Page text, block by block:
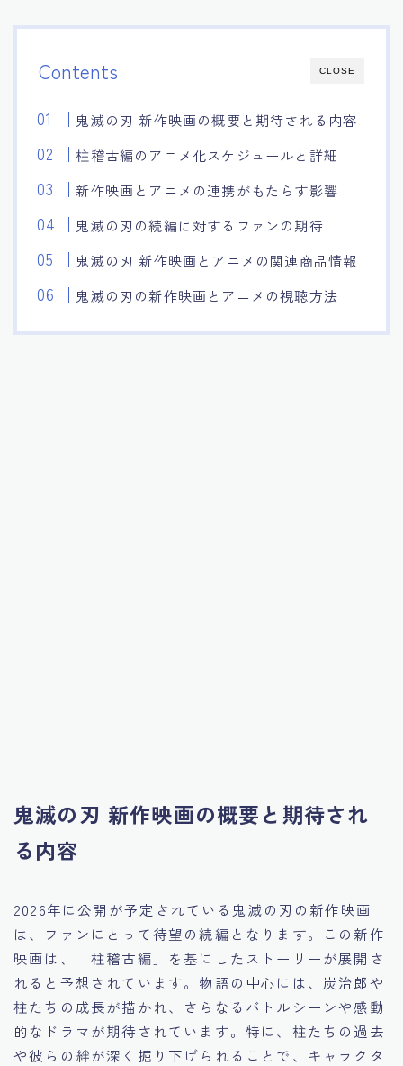
CLOSE
Contents
鬼滅の刃 新作映画の概要と期待される内容
柱稽古編のアニメ化スケジュールと詳細
新作映画とアニメの連携がもたらす影響
鬼滅の刃の続編に対するファンの期待
鬼滅の刃 新作映画とアニメの関連商品情報
鬼滅の刃の新作映画とアニメの視聴方法
鬼滅の刃 新作映画の概要と期待され
る内容
2026年に公開が予定されている鬼滅の刃の新作映画
は、ファンにとって待望の続編となります。この新作
映画は、「柱稽古編」を基にしたストーリーが展開さ
れると予想されています。物語の中心には、炭治郎や
柱たちの成長が描かれ、さらなるバトルシーンや感動
的なドラマが期待されています。特に、柱たちの過去
や彼らの絆が深く掘り下げられることで、キャラクタ